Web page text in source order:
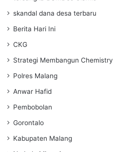
skandal dana desa terbaru
Berita Hari Ini
CKG
Strategi Membangun Chemistry
Polres Malang
Anwar Hafid
Pembobolan
Gorontalo
Kabupaten Malang